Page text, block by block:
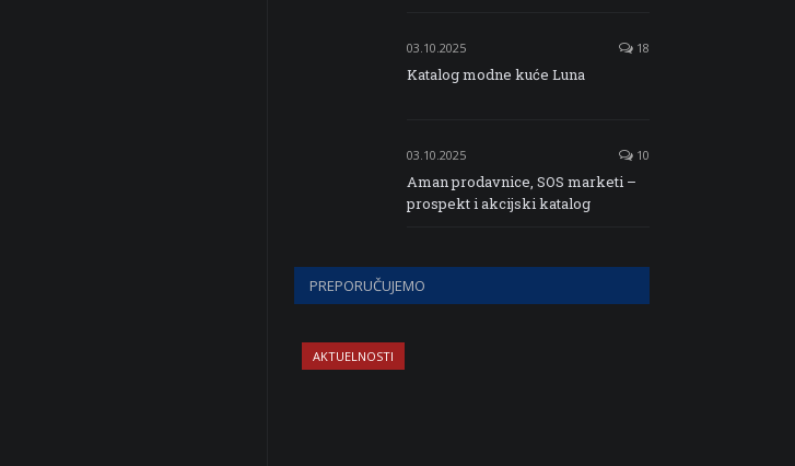
03.10.2025 18
Katalog modne kuće Luna
03.10.2025 10
Aman prodavnice, SOS marketi –
prospekt i akcijski katalog
PREPORUČUJEMO
AKTUELNOSTI